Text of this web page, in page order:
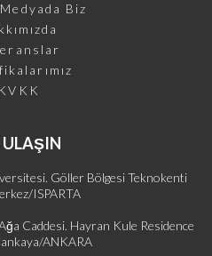
Biz
KVKK
ULAŞIN
Göller Bölgesi Teknokenti
ISPARTA
Caddesi. Hayran Kule Residence
ANKARA